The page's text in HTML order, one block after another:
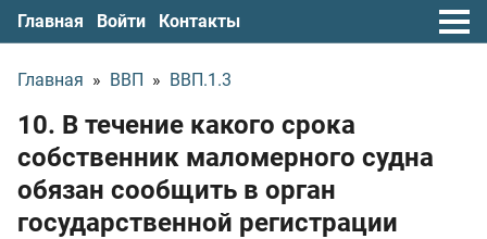
Главная Войти Контакты
Главная » ВВП » ВВП.1.3
10. В течение какого срока
собственник маломерного судна
обязан сообщить в орган
государственной регистрации